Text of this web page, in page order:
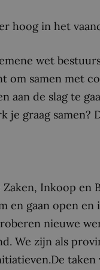
hoog in het
wet
samen met
aan de slag te
graag samen?
Inkoop en
en gaan open
nieuwe
We zijn als
taken